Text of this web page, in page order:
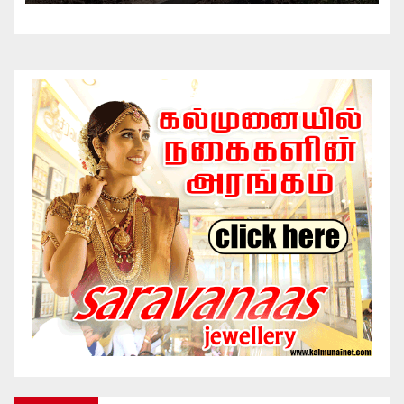
இணைந்து விசேட தூய்மைப் பணி.